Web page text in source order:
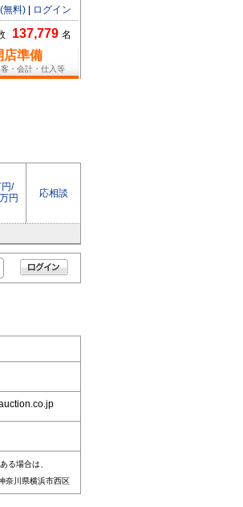
無料) ログイン
137,779 名
店準備
・会計・仕入等
/
万円 応相談
る場合は、
奈川県横浜市西区